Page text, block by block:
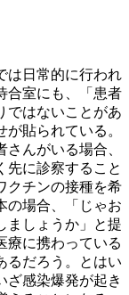
は日常的に行われ
合室にも、「患者
ではないことがあ
貼られている。
んがいる場合、
先に診察すること
クチンの接種を希
の場合、「じゃお
ましょうか」と提
療に携わっている
るだろう。とはい
ざ感染爆発が起き